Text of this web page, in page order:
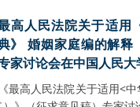
高人民法院关于适用
》 婚姻家庭编的解释
家讨论会在中国人民
《最高人民法院关于适用<